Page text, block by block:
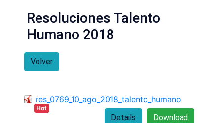
Resoluciones Talento
Humano 2018
Volver
res_0769_10_ago_2018_talento_humano
Hot
Download
Details